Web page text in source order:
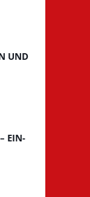
UND
EIN-